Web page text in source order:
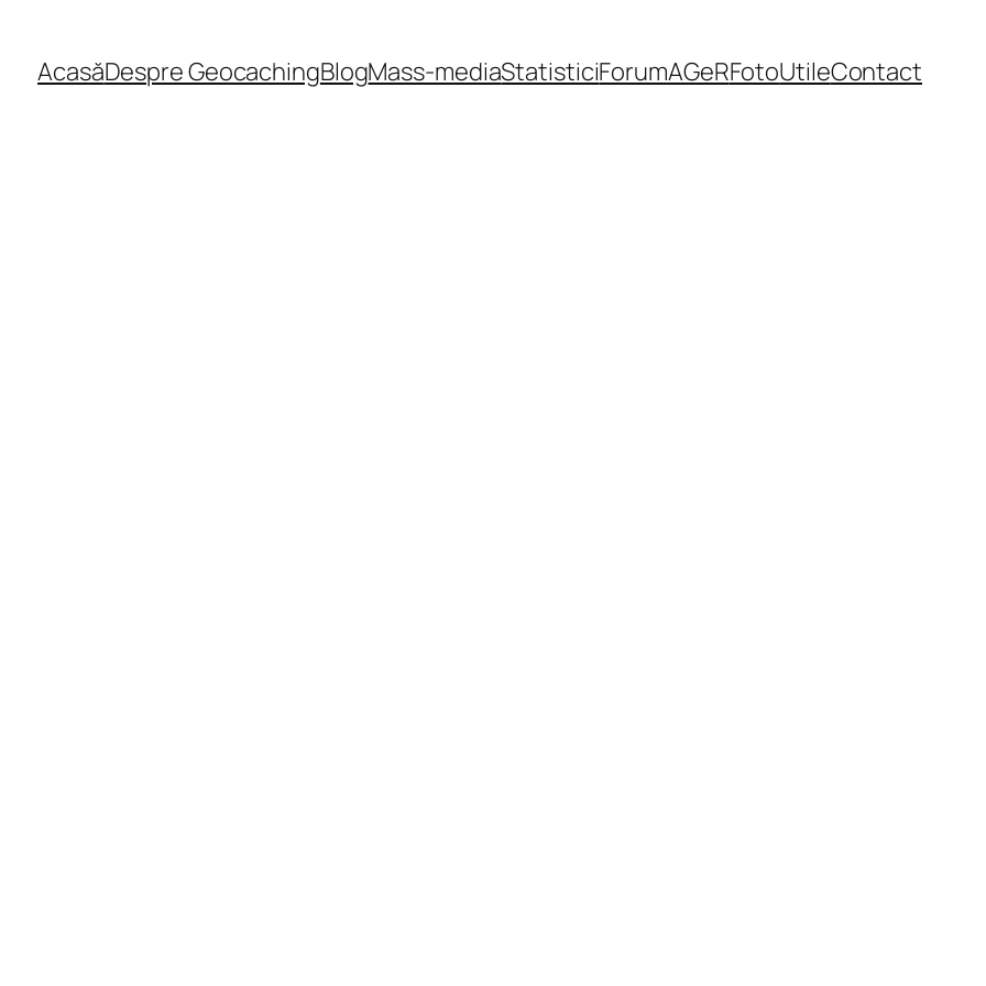
AcasăDespre GeocachingBlogMass-mediaStatisticiForumAGeRFotoUtileContact